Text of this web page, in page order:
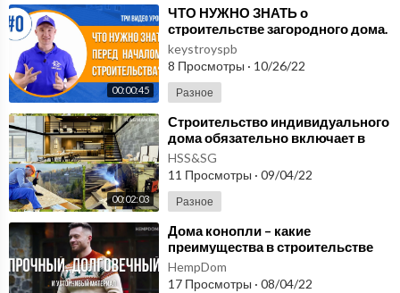
00:00:45
⁣ЧТО НУЖНО ЗНАТЬ о
строительстве загородного дома.
ТРИ УРОКА, которые сэкономят
вам время и деньги
keystroyspb
8 Просмотры · 10/26/22
Разное
00:02:03
⁣Строительство индивидуального
дома обязательно включает в
себя фундамент и проверку
несущих грунтов.
HSS&SG
11 Просмотры · 09/04/22
Разное
⁣Дома конопли – какие
преимущества в строительстве
существуют в 2022 году? Об этом
HEMPDOM.ru
HempDom
17 Просмотры · 08/04/22